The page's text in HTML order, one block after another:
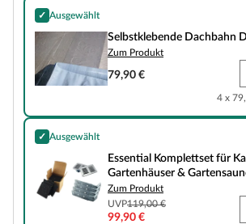
✓ Ausgewählt
Selbstklebende Dachbahn Dachfolie
Selbstklebende Dachbahn
Zum Produkt
79,90 €
4 x
✓ Ausgewählt
Essential Komplettset für Karibu Gartenhäuser &
Essential Komplettset für
Gartenhäuser &
Zum Produkt
UVP119,00 €
99,90 €